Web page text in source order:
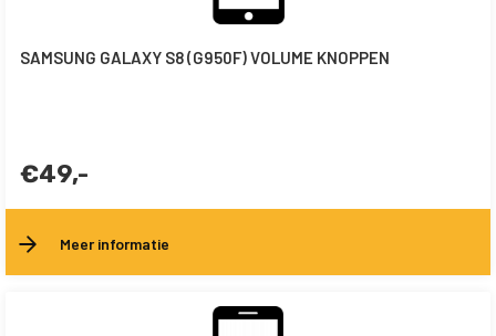
SAMSUNG GALAXY S8 (G950F) VOLUME KNOPPEN
€49,-
Meer informatie